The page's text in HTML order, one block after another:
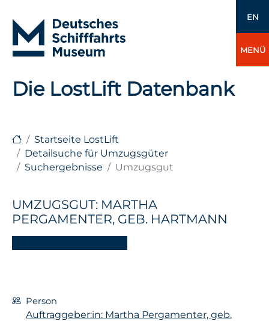
EN
MENÜ
Die LostLift Datenbank
Startseite LostLift
Detailsuche für Umzugsgüter
Suchergebnisse
Umzugsgut
UMZUGSGUT: MARTHA
PERGAMENTER, GEB. HARTMANN
Person
Auftraggeber:in: Martha Pergamenter, geb.